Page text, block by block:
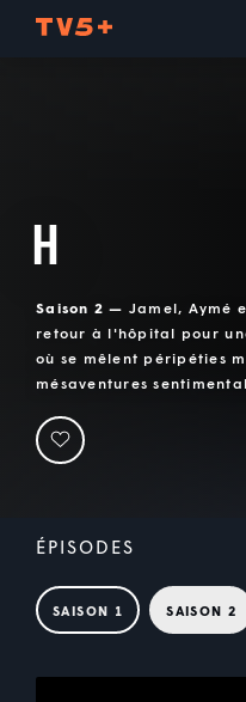
H
Saison 2 — Jamel, Aymé
retour à l'hôpital pour
où se mêlent péripéties
mésaventures
ÉPISODES
SAISON 1 SAISON 2